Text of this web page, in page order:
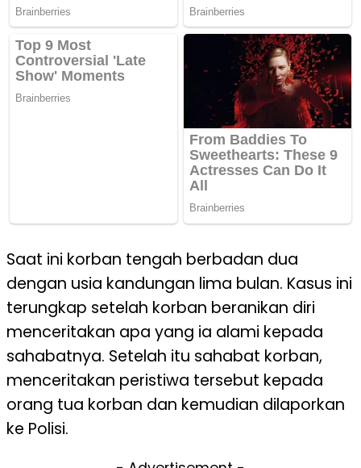
Saat ini korban tengah berbadan dua
dengan usia kandungan lima bulan. Kasus ini
terungkap setelah korban beranikan diri
menceritakan apa yang ia alami kepada
sahabatnya. Setelah itu sahabat korban,
menceritakan peristiwa tersebut kepada
orang tua korban dan kemudian dilaporkan
ke Polisi.